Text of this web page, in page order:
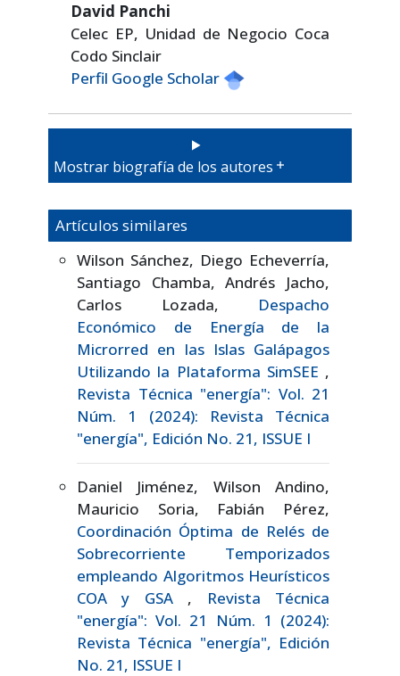
David Panchi
Celec EP, Unidad de Negocio Coca
Codo Sinclair
Perfil Google Scholar
Mostrar biografía de los autores
Artículos similares
Wilson Sánchez, Diego Echeverría,
Santiago Chamba, Andrés Jacho,
Carlos Lozada, Despacho
Económico de Energía de la
Microrred en las Islas Galápagos
Utilizando la Plataforma SimSEE ,
Revista Técnica "energía": Vol. 21
Núm. 1 (2024): Revista Técnica
"energía", Edición No. 21, ISSUE I
Daniel Jiménez, Wilson Andino,
Mauricio Soria, Fabián Pérez,
Coordinación Óptima de Relés de
Sobrecorriente Temporizados
empleando Algoritmos Heurísticos
COA y GSA ,
Revista Técnica
"energía": Vol. 21 Núm. 1 (2024):
Revista Técnica "energía", Edición
No. 21, ISSUE I